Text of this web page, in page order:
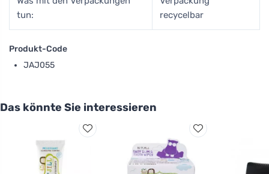
tun:
recycelbar
Produkt-Code
JAJ055
Das könnte Sie interessieren